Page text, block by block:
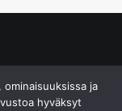
ja
hyväksyt